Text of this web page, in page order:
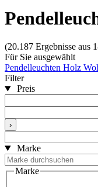
(20.187 Ergebnisse aus
Für Sie ausgewählt
Pendelleuchten Holz
Filter
Preis
›
Marke
Marke